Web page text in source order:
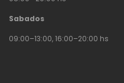
Sabados
09:00–13:00, 16:00–20:00 hs